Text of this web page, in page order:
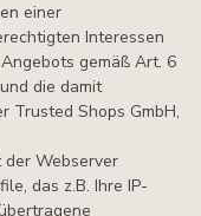
einer
Interessen
gemäß Art. 6
die damit
Trusted Shops GmbH,
Webserver
das z.B. Ihre IP-